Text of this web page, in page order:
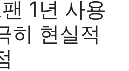
1년 사용
히 현실적